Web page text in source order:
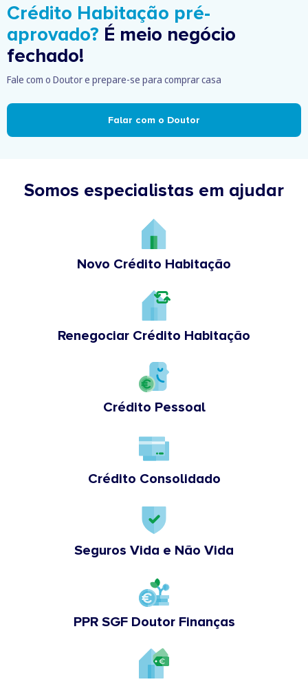
Crédito Habitação pré-
aprovado? É meio negócio
fechado!
Fale com o Doutor e prepare-se para comprar casa
Falar com o Doutor
Somos especialistas em ajudar
Novo Crédito Habitação
Renegociar Crédito Habitação
Crédito Pessoal
Crédito Consolidado
Seguros Vida e Não Vida
PPR SGF Doutor Finanças